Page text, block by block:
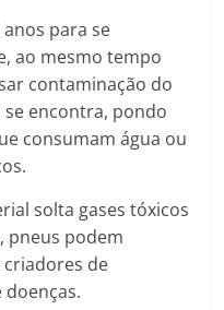
para se
ao mesmo tempo
contaminação do
encontra, pondo
consumam água ou
solta gases tóxicos
pneus podem
de